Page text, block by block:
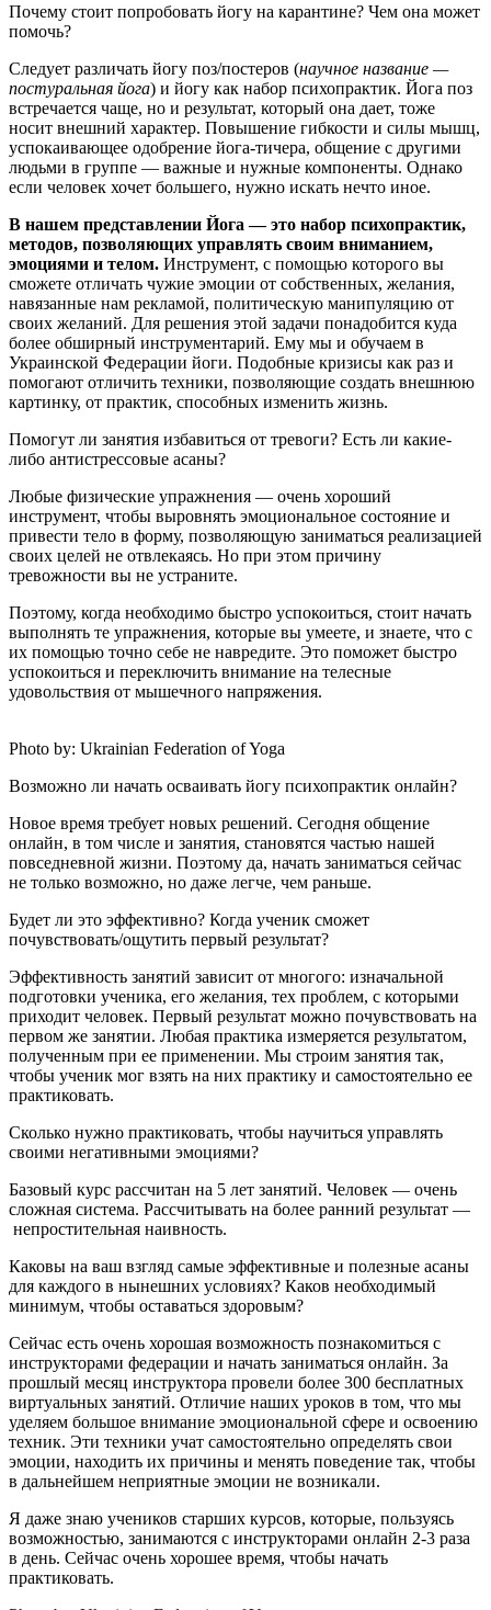
Почему стоит попробовать йогу на карантине? Чем она может
помочь?
Следует различать йогу поз/постеров (научное название —
постуральная йога) и йогу как набор психопрактик. Йога поз
встречается чаще, но и результат, который она дает, тоже
носит внешний характер. Повышение гибкости и силы мышц,
успокаивающее одобрение йога-тичера, общение с другими
людьми в группе — важные и нужные компоненты. Однако
если человек хочет большего, нужно искать нечто иное.
В нашем представлении Йога — это набор психопрактик,
методов, позволяющих управлять своим вниманием,
эмоциями и телом. Инструмент, с помощью которого вы
сможете отличать чужие эмоции от собственных, желания,
навязанные нам рекламой, политическую манипуляцию от
своих желаний. Для решения этой задачи понадобится куда
более обширный инструментарий. Ему мы и обучаем в
Украинской Федерации йоги. Подобные кризисы как раз и
помогают отличить техники, позволяющие создать внешнюю
картинку, от практик, способных изменить жизнь.
Помогут ли занятия избавиться от тревоги? Есть ли какие-
либо антистрессовые асаны?
Любые физические упражнения — очень хороший
инструмент, чтобы выровнять эмоциональное состояние и
привести тело в форму, позволяющую заниматься реализацией
своих целей не отвлекаясь. Но при этом причину
тревожности вы не устраните.
Поэтому, когда необходимо быстро успокоиться, стоит начать
выполнять те упражнения, которые вы умеете, и знаете, что с
их помощью точно себе не навредите. Это поможет быстро
успокоиться и переключить внимание на телесные
удовольствия от мышечного напряжения.
Photo by: Ukrainian Federation of Yoga
Возможно ли начать осваивать йогу психопрактик онлайн?
Новое время требует новых решений. Сегодня общение
онлайн, в том числе и занятия, становятся частью нашей
повседневной жизни. Поэтому да, начать заниматься сейчас
не только возможно, но даже легче, чем раньше.
Будет ли это эффективно? Когда ученик сможет
почувствовать/ощутить первый результат?
Эффективность занятий зависит от многого: изначальной
подготовки ученика, его желания, тех проблем, с которыми
приходит человек. Первый результат можно почувствовать на
первом же занятии. Любая практика измеряется результатом,
полученным при ее применении. Мы строим занятия так,
чтобы ученик мог взять на них практику и самостоятельно ее
практиковать.
Сколько нужно практиковать, чтобы научиться управлять
своими негативными эмоциями?
Базовый курс рассчитан на 5 лет занятий. Человек — очень
сложная система. Рассчитывать на более ранний результат —
непростительная наивность.
Каковы на ваш взгляд самые эффективные и полезные асаны
для каждого в нынешних условиях? Каков необходимый
минимум, чтобы оставаться здоровым?
Сейчас есть очень хорошая возможность познакомиться с
инструкторами федерации и начать заниматься онлайн. За
прошлый месяц инструктора провели более 300 бесплатных
виртуальных занятий. Отличие наших уроков в том, что мы
уделяем большое внимание эмоциональной сфере и освоению
техник. Эти техники учат самостоятельно определять свои
эмоции, находить их причины и менять поведение так, чтобы
в дальнейшем неприятные эмоции не возникали.
Я даже знаю учеников старших курсов, которые, пользуясь
возможностью, занимаются с инструкторами онлайн 2-3 раза
в день. Сейчас очень хорошее время, чтобы начать
практиковать.